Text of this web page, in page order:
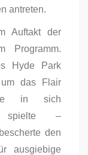
antreten.
Auftakt der
Programm.
Hyde Park
das Flair
in sich
spielte –
den
ausgiebige